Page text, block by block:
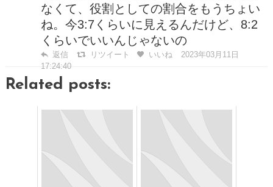
なくて、役割としての割合をもうちょい
ね。今3:7くらいに見えるんだけど、8:2
くらいでいいんじゃないの
返信 リツイート いいね
2023年03月11日
17:24:40
Related posts: